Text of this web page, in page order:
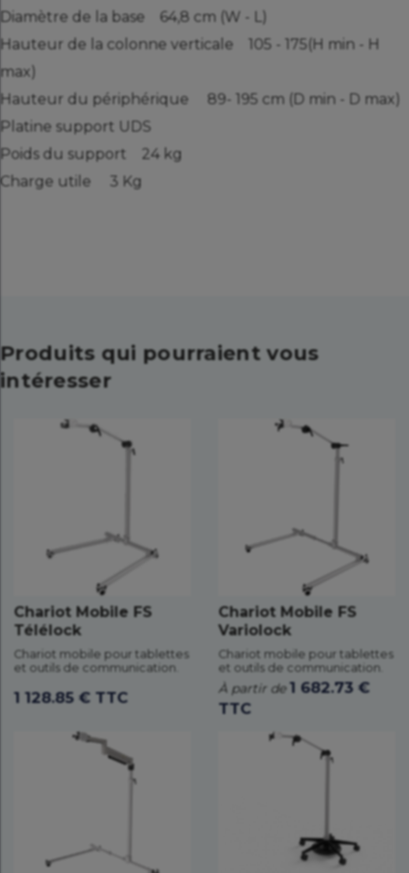
Diamètre de la base 64,8 cm (W - L)
Hauteur de la colonne verticale 105 - 175(H min - H
max)
Hauteur du périphérique 89- 195 cm (D min - D max)
Platine support UDS
Poids du support 24 kg
Charge utile 3 Kg
Produits qui pourraient vous
intéresser
Chariot Mobile FS
Télélock
Chariot mobile pour tablettes
et outils de communication.
1 128.85 € TTC
Chariot Mobile FS
Variolock
Chariot mobile pour tablettes
et outils de communication.
À partir de1 682.73 €
TTC